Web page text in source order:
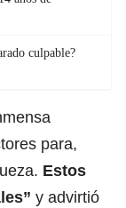
culpable?
para,
Estos
y advirtió